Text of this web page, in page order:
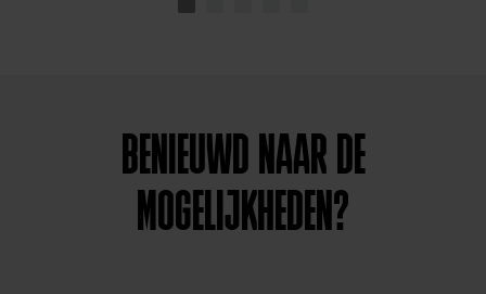
BENIEUWD NAAR DE
MOGELIJKHEDEN?